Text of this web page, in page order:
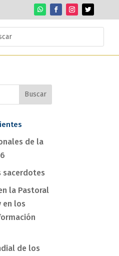
de la
sacerdotes
la Pastoral
en los
de los